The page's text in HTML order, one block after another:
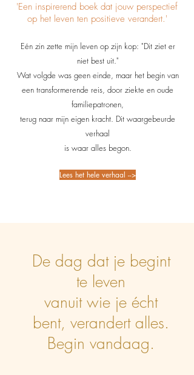
'Een inspirerend boek dat jouw perspectief
op het leven ten positieve verandert.'
Eén zin zette mijn leven op zijn kop: "Dit ziet er
niet best uit."
Wat volgde was geen einde, maar het begin van
een transformerende reis, door ziekte en oude
familiepatronen,
terug naar mijn eigen kracht. Dit waargebeurde
verhaal
is waar alles begon.
Lees het hele verhaal -->
De dag dat je begint
te leven
vanuit wie je écht
bent, verandert alles.
Begin vandaag.